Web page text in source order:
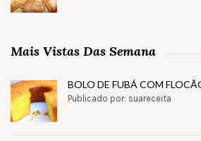
Mais Vistas Das Semana
BOLO DE FUBÁ COM
Publicado por: suareceita